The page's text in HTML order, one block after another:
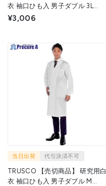
衣 袖口ひも入 男子ダブル 3L
¥3,006
当日出荷 代引決済不可
TRUSCO 【売切商品】 研究用白
衣 袖口ひも入 男子ダブル M